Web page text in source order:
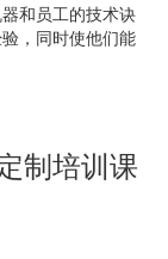
和员工的技术诀
，同时使他们能
制培训课